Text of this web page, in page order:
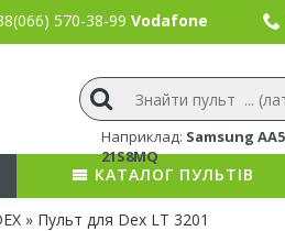
570-38-99 Vodafone
Наприклад: Samsung
21S8MQ
КАТАЛОГ ПУЛЬТІВ
» Пульт для Dex LT 3201